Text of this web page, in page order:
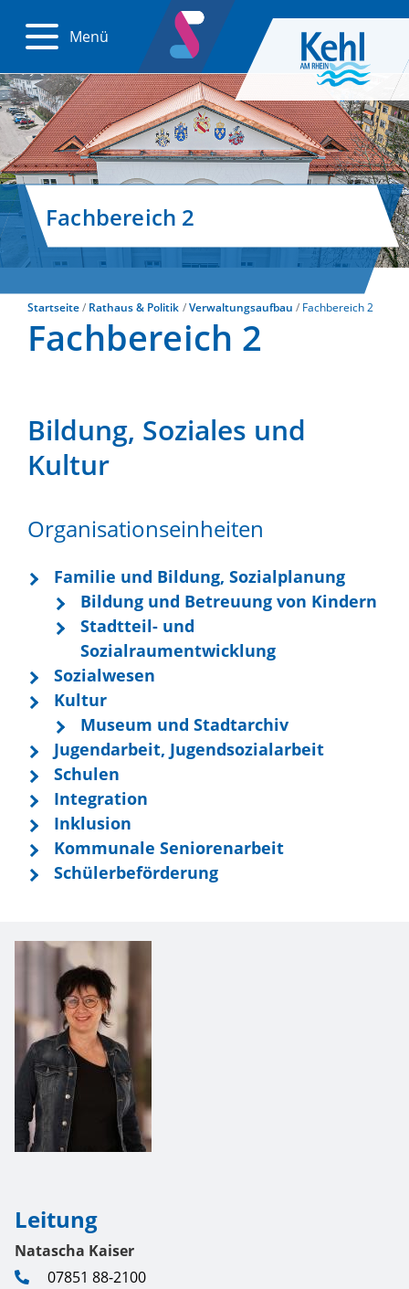
Menü
Fachbereich 2
Startseite Rathaus & Politik Verwaltungsaufbau Fachbereich 2
Fachbereich 2
Bildung, Soziales und
Kultur
Organisationseinheiten
Familie und Bildung, Sozialplanung
Bildung und Betreuung von Kindern
Stadtteil- und
Sozialraumentwicklung
Sozialwesen
Kultur
Museum und Stadtarchiv
Jugendarbeit, Jugendsozialarbeit
Schulen
Integration
Inklusion
Kommunale Seniorenarbeit
Schülerbeförderung
Leitung
Natascha Kaiser
07851 88-2100